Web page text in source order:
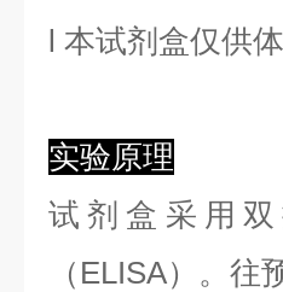
l 本试剂盒仅供
实验原理
试剂盒采用
（ELISA）。